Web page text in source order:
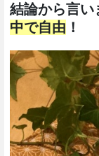
結論から言い
中で自由 ！